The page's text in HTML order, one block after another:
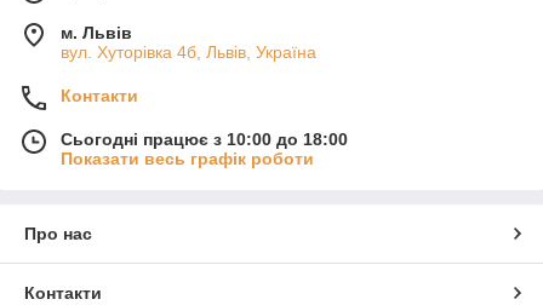
м. Львів
вул. Хуторівка 4б, Львів, Україна
Контакти
Сьогодні працює з 10:00 до 18:00
Показати весь графік роботи
Про нас
Контакти